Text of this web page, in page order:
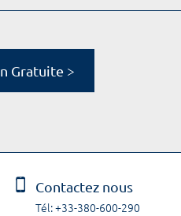
Gratuite >
Contactez nous
Tél: +33-380-600-290